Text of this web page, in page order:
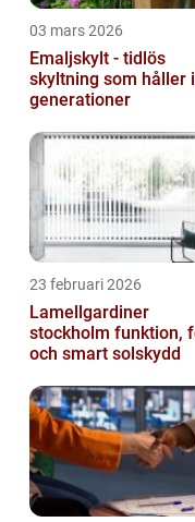
03 mars 2026
Emaljskylt - tidlös
skyltning som håller i
generationer
23 februari 2026
Lamellgardiner
stockholm funktion, form
och smart solskydd